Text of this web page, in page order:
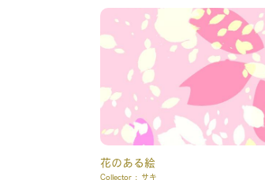
花のある絵
Collector : サキ